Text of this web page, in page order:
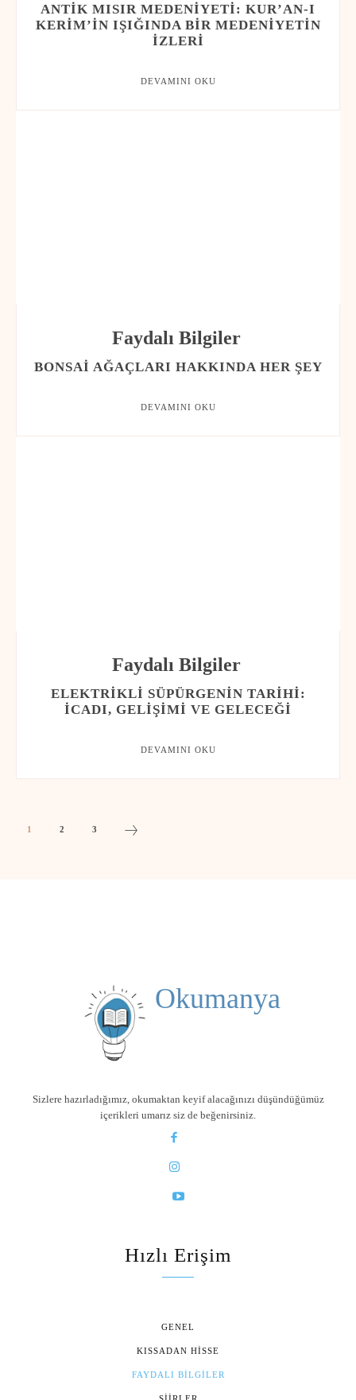
ANTIK MISIR MEDENIYETI: KUR’AN-I
KERIM’IN IŞIĞINDA BIR MEDENIYETIN
İZLERI
DEVAMINI OKU
Faydalı Bilgiler
BONSAI AĞAÇLARI HAKKINDA HER ŞEY
DEVAMINI OKU
Faydalı Bilgiler
ELEKTRIKLI SÜPÜRGENIN TARIHI:
İCADI, GELIŞIMI VE GELECEĞI
DEVAMINI OKU
1 2 3
Okumanya
Sizlere hazırladığımız, okumaktan keyif alacağınızı düşündüğümüz
içerikleri umarız siz de beğenirsiniz.
Hızlı Erişim
GENEL
KISSADAN HISSE
FAYDALI BILGILER